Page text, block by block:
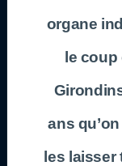
organe
le coup
ans
les laisser